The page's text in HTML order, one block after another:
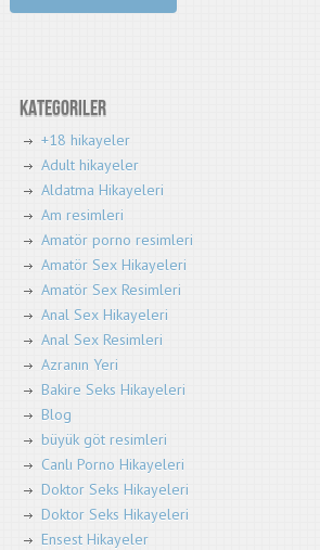
Kategoriler
+18 hikayeler
Adult hikayeler
Aldatma Hikayeleri
Am resimleri
Amatör porno resimleri
Amatör Sex Hikayeleri
Amatör Sex Resimleri
Anal Sex Hikayeleri
Anal Sex Resimleri
Azranın Yeri
Bakire Seks Hikayeleri
Blog
büyük göt resimleri
Canlı Porno Hikayeleri
Doktor Seks Hikayeleri
Doktor Seks Hikayeleri
Ensest Hikayeler